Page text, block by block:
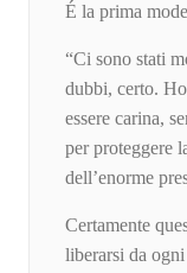
É la prima
“Ci sono stati
dubbi, certo.
essere carina,
per proteggere
dell’enorme
Certamente
liberarsi da